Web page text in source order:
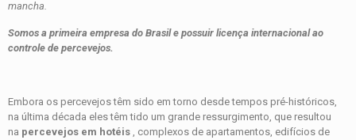
mancha.
Somos a primeira empresa do Brasil e possuir licença internacional ao
controle de percevejos.
Embora os percevejos têm sido em torno desde tempos pré-históricos,
na última década eles têm tido um grande ressurgimento, que resultou
na percevejos em hotéis , complexos de apartamentos, edifícios de